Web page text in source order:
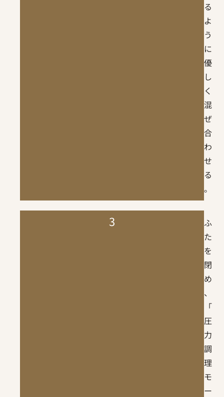
る
よ
う
に
優
し
く
混
ぜ
合
わ
せ
る
。
3
ふ
た
を
閉
め
、
「
圧
力
調
理
モ
ー